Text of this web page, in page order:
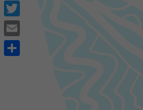
Messenger
Twitter
Email